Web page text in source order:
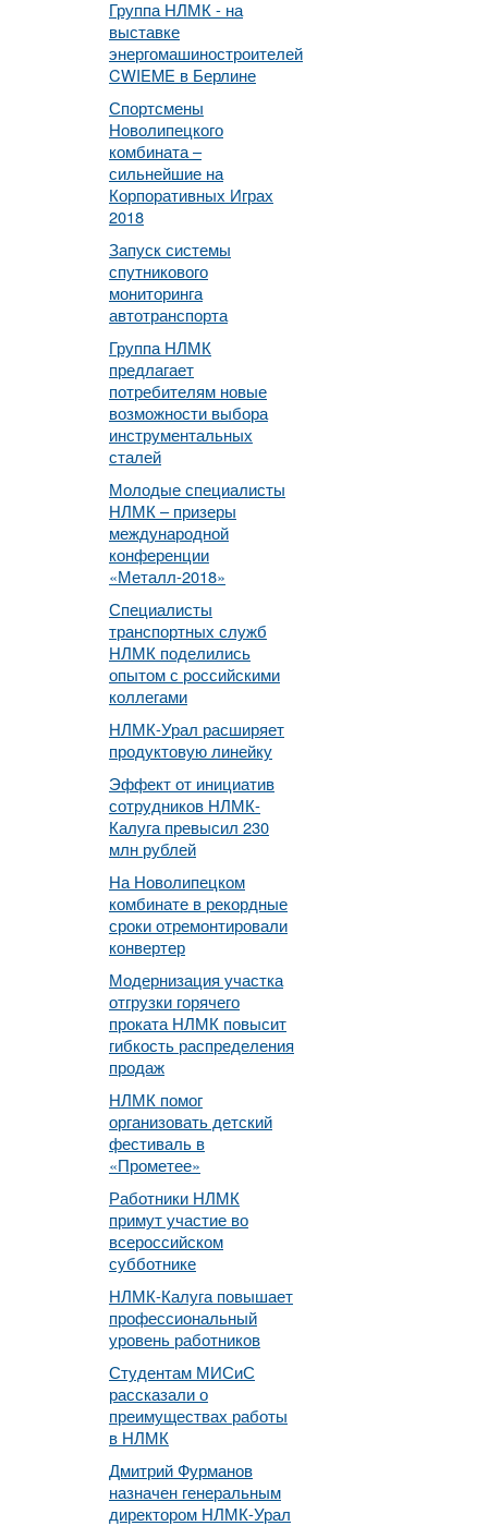
Группа НЛМК - на
выставке
энергомашиностроителей
CWIEME в Берлине
Спортсмены
Новолипецкого
комбината –
сильнейшие на
Корпоративных Играх
2018
Запуск системы
спутникового
мониторинга
автотранспорта
Группа НЛМК
предлагает
потребителям новые
возможности выбора
инструментальных
сталей
Молодые специалисты
НЛМК – призеры
международной
конференции
«Металл-2018»
Специалисты
транспортных служб
НЛМК поделились
опытом с российскими
коллегами
НЛМК-Урал расширяет
продуктовую линейку
Эффект от инициатив
сотрудников НЛМК-
Калуга превысил 230
млн рублей
На Новолипецком
комбинате в рекордные
сроки отремонтировали
конвертер
Модернизация участка
отгрузки горячего
проката НЛМК повысит
гибкость распределения
продаж
НЛМК помог
организовать детский
фестиваль в
«Прометее»
Работники НЛМК
примут участие во
всероссийском
субботнике
НЛМК-Калуга повышает
профессиональный
уровень работников
Студентам МИСиС
рассказали о
преимуществах работы
в НЛМК
Дмитрий Фурманов
назначен генеральным
директором НЛМК-Урал